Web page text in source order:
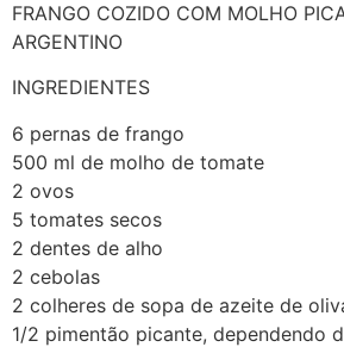
FRANGO COZIDO COM MOLHO
ARGENTINO
INGREDIENTES
6 pernas de frango
500 ml de molho de tomate
2 ovos
5 tomates secos
2 dentes de alho
2 cebolas
2 colheres de sopa de azeite de
1/2 pimentão picante, dependendo